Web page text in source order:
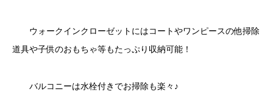
ウォークインクローゼットにはコートやワンピースの他掃除
道具や子供のおもちゃ等もたっぷり収納可能！
バルコニーは水栓付きでお掃除も楽々♪